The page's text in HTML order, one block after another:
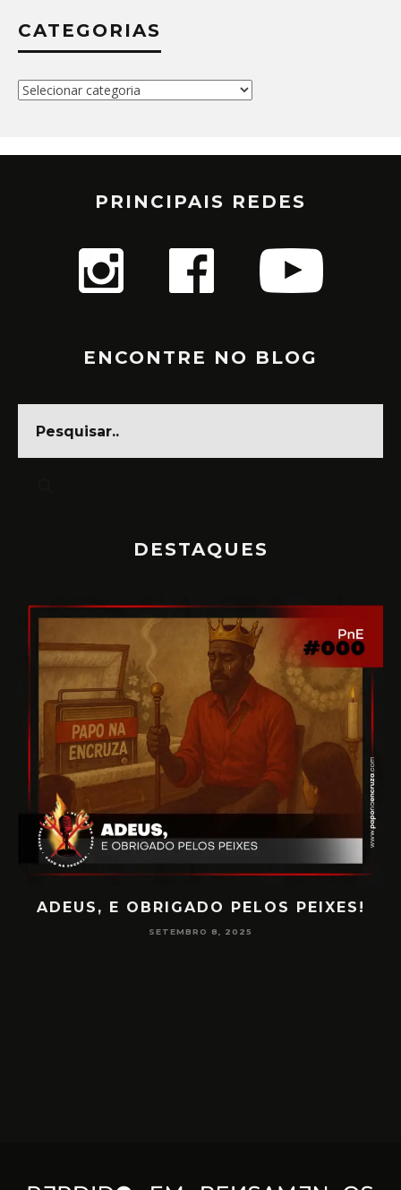
CATEGORIAS
Categorias
PRINCIPAIS REDES
ENCONTRE NO BLOG
DESTAQUES
PAPO NA ENCRUZA 180 – CONSCIÊNCIA